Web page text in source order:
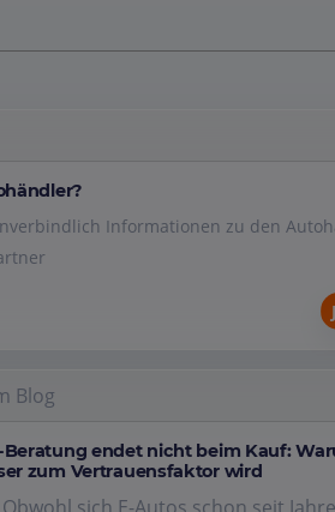
Informationen zu den
Blog
Beratung endet nicht beim Kauf:
zum Vertrauensfaktor wird